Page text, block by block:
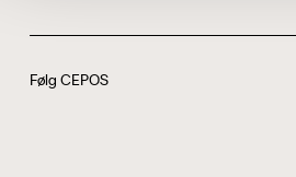
Følg CEPOS